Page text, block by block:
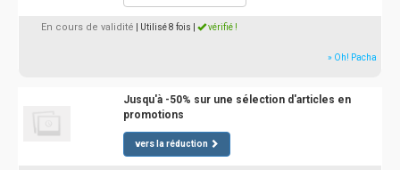
En cours de validité | Utilisé 8 fois vérifié !
» Oh! Pacha
Jusqu'à -50% sur une sélection d'articles en
promotions
vers la réduction